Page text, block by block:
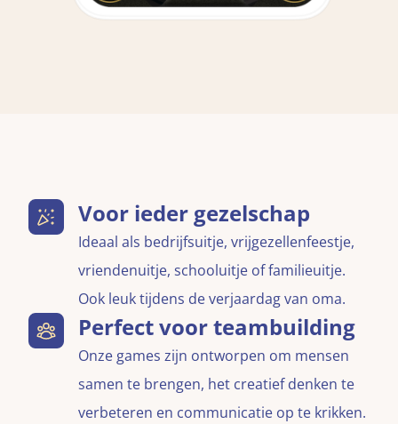
Voor ieder gezelschap
Ideaal als bedrijfsuitje, vrijgezellenfeestje,
vriendenuitje, schooluitje of familieuitje.
Ook leuk tijdens de verjaardag van oma.
Perfect voor teambuilding
Onze games zijn ontworpen om mensen
samen te brengen, het creatief denken te
verbeteren en communicatie op te krikken.